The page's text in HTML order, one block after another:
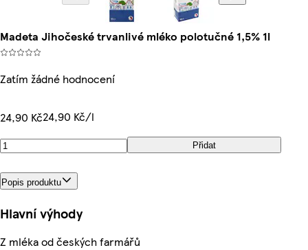
Madeta Jihočeské trvanlivé mléko polotučné 1,5% 1l
Zatím žádné hodnocení
24,90 Kč24,90 Kč/l
Přidat
Popis produktu
Hlavní výhody
Z mléka od českých farmářů